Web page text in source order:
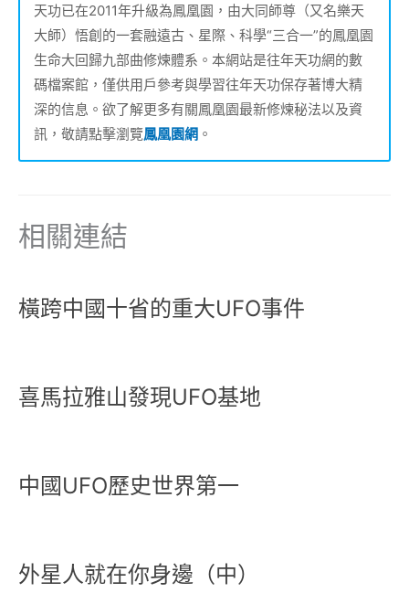
天功已在2011年升級為鳳凰園，由大同師尊（又名樂天
大師）悟創的一套融遠古、星際、科學“三合一”的鳳凰園
生命大回歸九部曲修煉體系。本網站是往年天功網的數
碼檔案館，僅供用戶參考與學習往年天功保存著博大精
深的信息。欲了解更多有關鳳凰園最新修煉秘法以及資
訊，敬請點擊瀏覽鳳凰園網 。
相關連結
橫跨中國十省的重大UFO事件
喜馬拉雅山發現UFO基地
中國UFO歷史世界第一
外星人就在你身邊（中）